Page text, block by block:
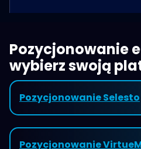
Pozycjonowanie
wybierz swoją
Pozycjonowanie Selesto
Pozycjonowanie